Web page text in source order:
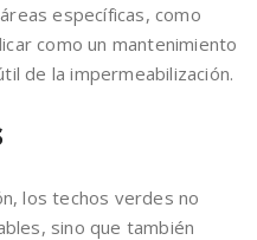
específicas, como
como un mantenimiento
de la impermeabilización.
los techos verdes no
sino que también